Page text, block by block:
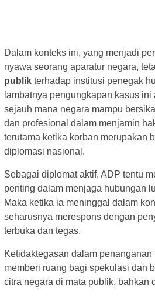
Dalam konteks ini, yang menjadi
nyawa seorang aparatur negara,
publik terhadap institusi penegak
lambatnya pengungkapan kasus
sejauh mana negara mampu
dan profesional dalam menjamin
terutama ketika korban merupakan
diplomasi nasional.
Sebagai diplomat aktif, ADP tentu
penting dalam menjaga hubungan
Maka ketika ia meninggal dalam
seharusnya merespons dengan
terbuka dan tegas.
Ketidaktegasan dalam
memberi ruang bagi spekulasi dan
citra negara di mata publik, bahkan